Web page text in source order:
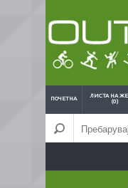
ПОЧЕТНА
ЛИСТА НА
(0)